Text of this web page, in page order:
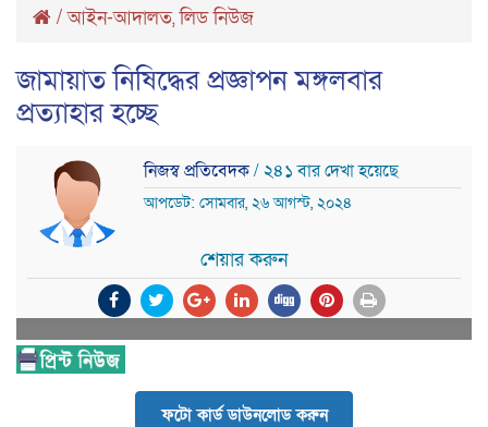
/আইন-আদালত,লিড নিউজ
জামায়াত নিষিদ্ধের প্রজ্ঞাপন মঙ্গলবার
প্রত্যাহার হচ্ছে
নিজস্ব প্রতিবেদক/ ২৪১ বার দেখা হয়েছে
আপডেট: সোমবার, ২৬ আগস্ট, ২০২৪
শেয়ার করুন
ফটো কার্ড ডাউনলোড করুন